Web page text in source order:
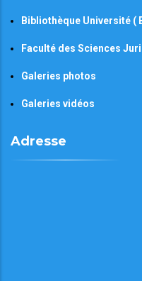
Bibliothèque Université (
Faculté des Sciences
Galeries photos
Galeries vidéos
Adresse